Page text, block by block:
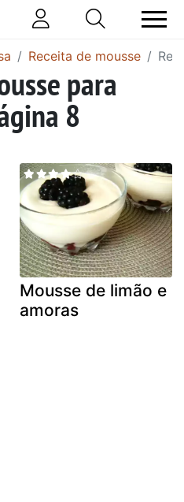
Receita de mousse
para
8
Mousse de limão e
amoras